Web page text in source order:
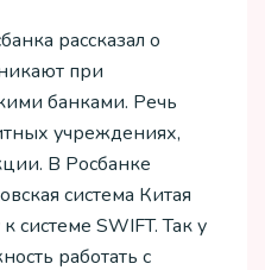
рассказал о
при
банками. Речь
учреждениях,
В Росбанке
система Китая
системе SWIFT. Так у
работать с